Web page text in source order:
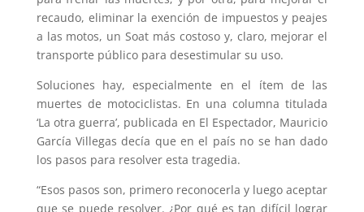
recaudo, eliminar la exención de impuestos y peajes
a las motos, un Soat más costoso y, claro, mejorar el
transporte público para desestimular su uso.
Soluciones hay, especialmente en el ítem de las
muertes de motociclistas. En una columna titulada
‘La otra guerra’, publicada en El Espectador, Mauricio
García Villegas decía que en el país no se han dado
los pasos para resolver esta tragedia.
“Esos pasos son, primero reconocerla y luego aceptar
que se puede resolver. ¿Por qué es tan difícil lograr